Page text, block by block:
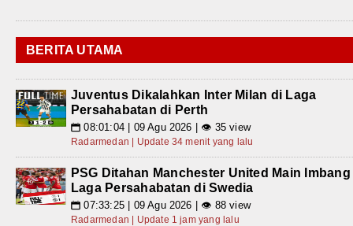
BERITA UTAMA
Juventus Dikalahkan Inter Milan di Laga
Persahabatan di Perth
📅 08:01:04 | 09 Agu 2026 | 👁 35 view
Radarmedan | Update 34 menit yang lalu
PSG Ditahan Manchester United Main Imbang
Laga Persahabatan di Swedia
📅 07:33:25 | 09 Agu 2026 | 👁 88 view
Radarmedan | Update 1 jam yang lalu